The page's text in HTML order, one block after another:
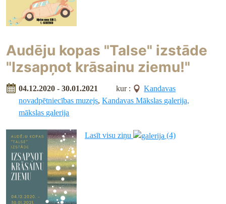
Audēju kopas "Talse" izstāde
"Izsapņot krāsainu ziemu!"
04.12.2020 - 30.01.2021 kur :
Kandavas
novadpētniecības muzejs,Kandavas Mākslas galerija,
mākslas galerija
Lasīt visu ziņu (4)